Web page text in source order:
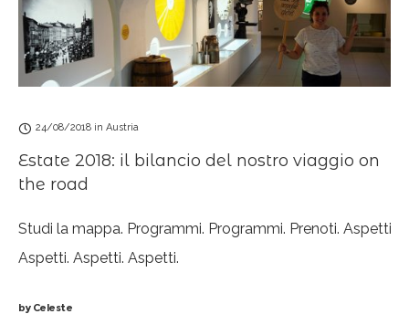
24/08/2018 in Austria
Estate 2018: il bilancio del nostro viaggio on
the road
Studi la mappa. Programmi. Programmi. Prenoti. Aspetti.
Aspetti. Aspetti. Aspetti.
So bene che sintetizzate così, le mie vacanze estive
byCeleste